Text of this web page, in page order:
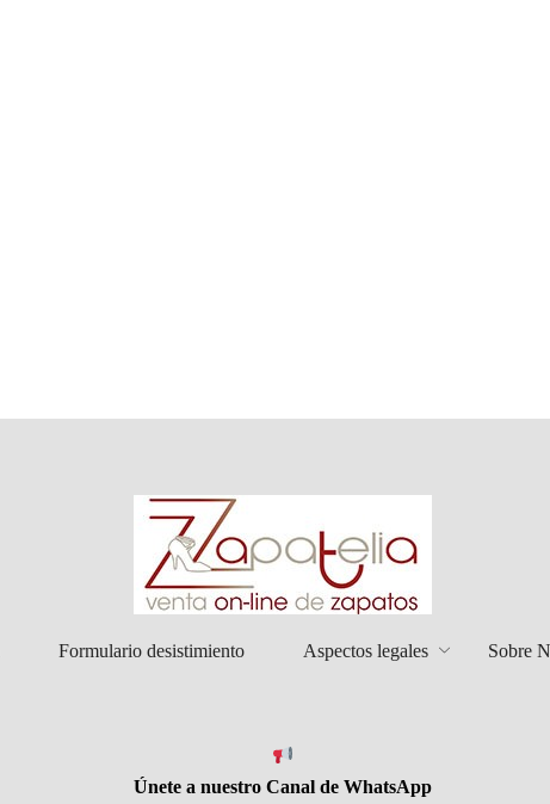
Formulario desistimiento Aspectos legales Sobre
Únete a nuestro Canal de WhatsApp